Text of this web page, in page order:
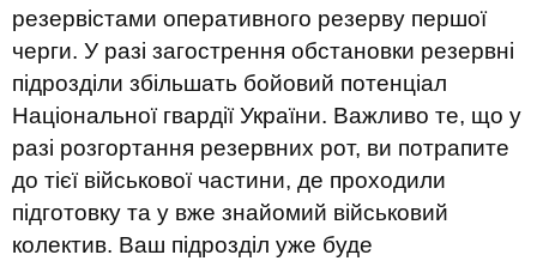
резервістами оперативного резерву першої
черги. У разі загострення обстановки резервні
підрозділи збільшать бойовий потенціал
Національної гвардії України. Важливо те, що у
разі розгортання резервних рот, ви потрапите
до тієї військової частини, де проходили
підготовку та у вже знайомий військовий
колектив. Ваш підрозділ уже буде